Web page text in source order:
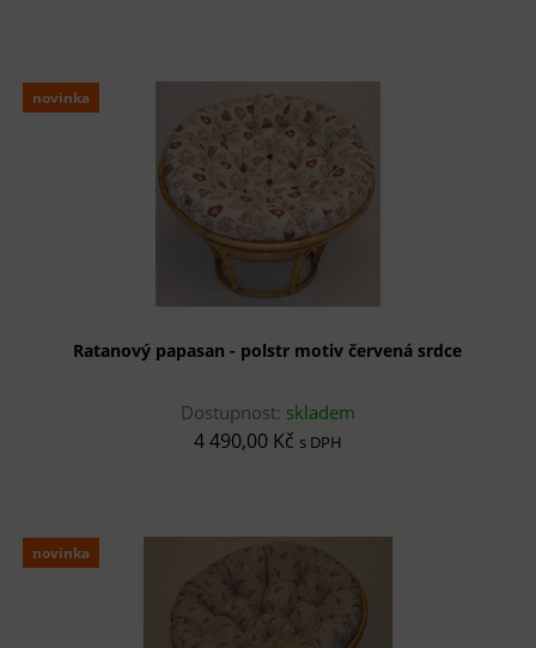
novinka
Ratanový papasan - polstr motiv červená srdce
Dostupnost: skladem
4 490,00 Kč s DPH
novinka